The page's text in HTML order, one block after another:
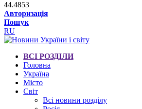
44.4853
Авторизація
Пошук
RU
ВСІ РОЗДІЛИ
Головна
Україна
Місто
Світ
Всі новини розділу